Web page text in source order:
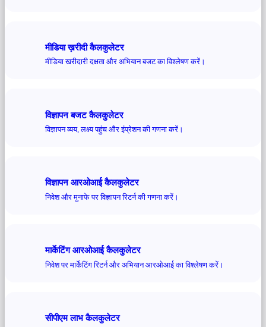
मीडिया ख़रीदी कैलकुलेटर
मीडिया खरीदारी दक्षता और अभियान बजट का विश्लेषण करें।
विज्ञापन बजट कैलकुलेटर
विज्ञापन व्यय, लक्ष्य पहुंच और इंप्रेशन की गणना करें।
विज्ञापन आरओआई कैलकुलेटर
निवेश और मुनाफे पर विज्ञापन रिटर्न की गणना करें।
मार्केटिंग आरओआई कैलकुलेटर
निवेश पर मार्केटिंग रिटर्न और अभियान आरओआई का विश्लेषण करें।
सीपीएम लाभ कैलकुलेटर